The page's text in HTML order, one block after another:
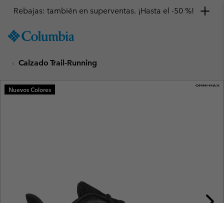
TO
SKIP
MAIN
NAV
Rebajas: también en superventas. ¡Hasta el -50 %!
Calzado Trail-Running
Nuevos Colores